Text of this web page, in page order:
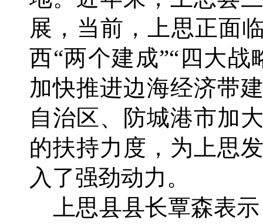
展，当前，上思正面
西“两个建成”“四大
加快推进边海经济带
自治区、防城港市加
的扶持力度，为上思
入了强劲动力。
上思县县长覃森表示